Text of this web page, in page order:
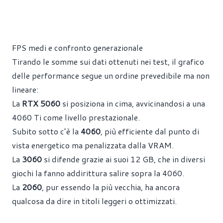
FPS medi e confronto generazionale
Tirando le somme sui dati ottenuti nei test, il grafico
delle performance segue un ordine prevedibile ma non
lineare:
La RTX 5060 si posiziona in cima, avvicinandosi a una
4060 Ti come livello prestazionale.
Subito sotto c’è la 4060, più efficiente dal punto di
vista energetico ma penalizzata dalla VRAM.
La 3060 si difende grazie ai suoi 12 GB, che in diversi
giochi la fanno addirittura salire sopra la 4060.
La 2060, pur essendo la più vecchia, ha ancora
qualcosa da dire in titoli leggeri o ottimizzati.